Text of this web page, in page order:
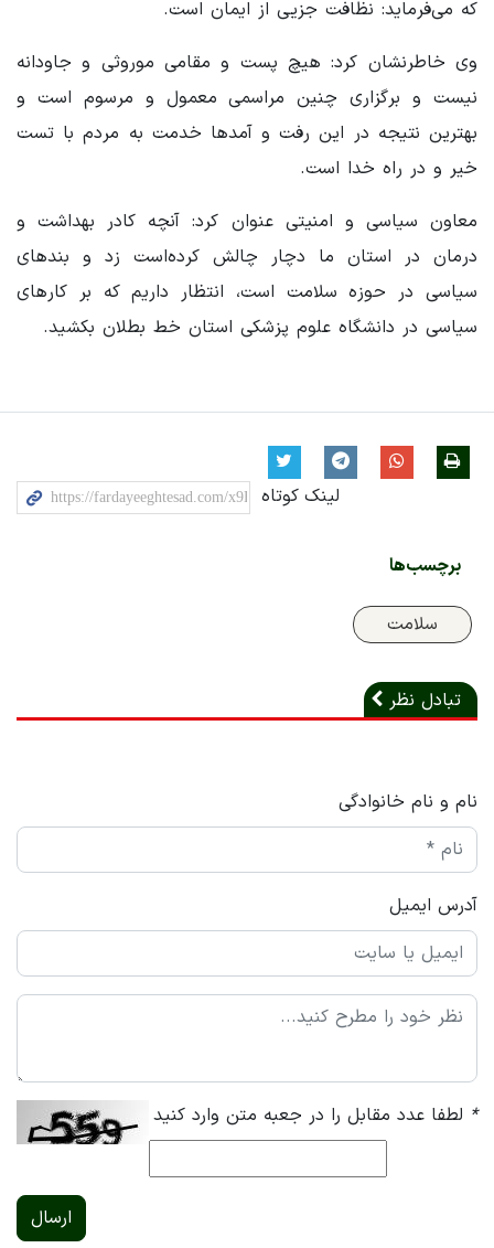
که می‌فرماید: نظافت جزیی از ایمان است.
وی خاطرنشان کرد: هیچ پست‌ و مقامی موروثی و جاودانه
نیست و برگزاری چنین مراسمی معمول و مرسوم است و
بهترین نتیجه در این رفت و آمدها خدمت به مردم با تست
خیر و در راه خدا است.
معاون‌ سیاسی و امنیتی عنوان کرد: آنچه کادر بهداشت و
درمان در استان ما دچار چالش کرده‌است زد و بندهای
سیاسی در حوزه سلامت است، انتظار داریم که بر کارهای
سیاسی در دانشگاه علوم پزشکی استان خط بطلان بکشید.
لینک کوتاه
برچسب‌ها
سلامت
تبادل نظر
نام و نام خانوادگی
آدرس ایمیل
* لطفا عدد مقابل را در جعبه متن وارد کنید
ارسال